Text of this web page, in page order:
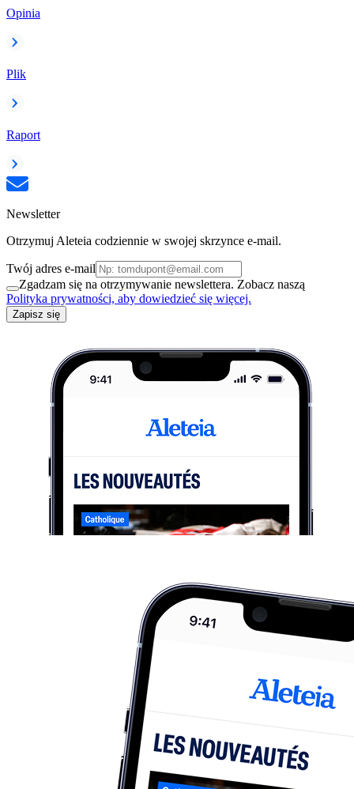
Opinia
Plik
Raport
Newsletter
Otrzymuj Aleteia codziennie w swojej skrzynce e-mail.
Twój adres e-mail
Zgadzam się na otrzymywanie newslettera. Zobacz naszą
Polityka prywatności, aby dowiedzieć się więcej.
Zapisz się